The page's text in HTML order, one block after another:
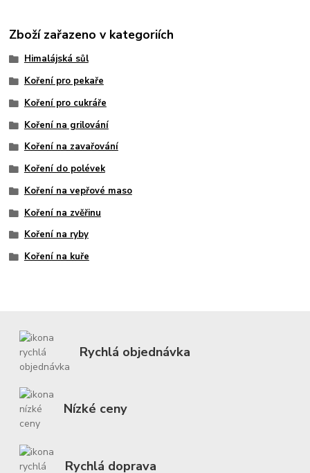
Zboží zařazeno v kategoriích
Himalájská sůl
Koření pro pekaře
Koření pro cukráře
Koření na grilování
Koření na zavařování
Koření do polévek
Koření na vepřové maso
Koření na zvěřinu
Koření na ryby
Koření na kuře
Rychlá objednávka
Nízké ceny
Rychlá doprava